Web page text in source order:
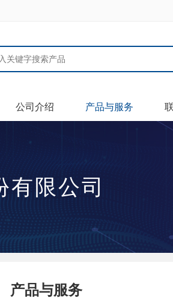
公司介绍 产品与服务
有限公司
产品与服务